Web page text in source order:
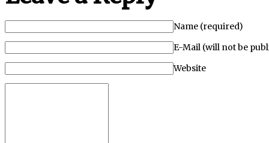
Name (required)
E-Mail (will not be
Website